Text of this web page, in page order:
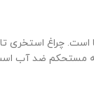
چراغ استخری